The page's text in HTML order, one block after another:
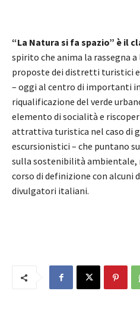
“La Natura si fa spazio” è il
spirito che anima la rassegna
proposte dei distretti turistici
– oggi al centro di importanti
riqualificazione del verde
elemento di socialità e
attrattiva turistica nel caso di
escursionistici – che puntano
sulla sostenibilità
corso di definizione con alcuni
divulgatori italiani.